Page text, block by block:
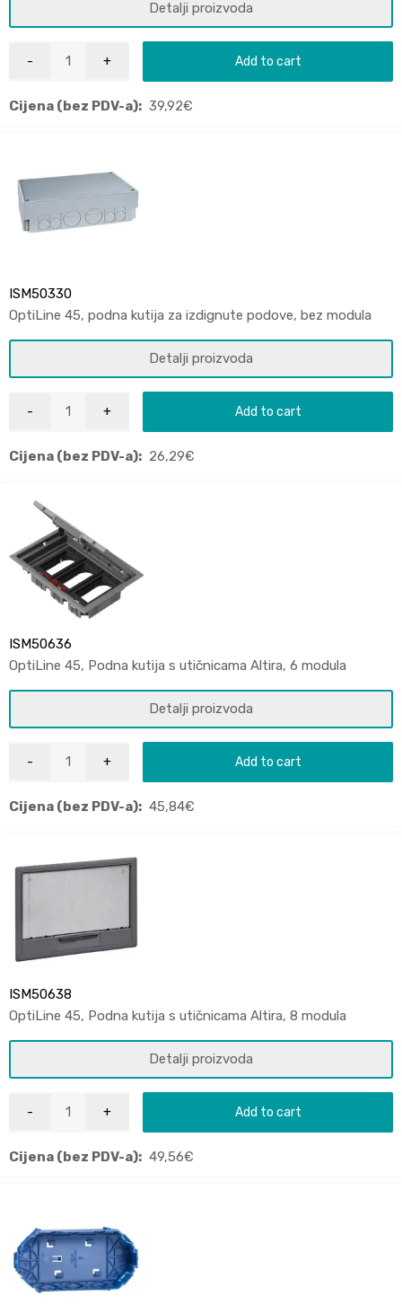
Detalji proizvoda
Add to cart
Cijena (bez PDV-a): 39,92€
ISM50330
OptiLine 45, podna kutija za izdignute podove, bez modula
Detalji proizvoda
Add to cart
Cijena (bez PDV-a): 26,29€
ISM50636
OptiLine 45, Podna kutija s utičnicama Altira, 6 modula
Detalji proizvoda
Add to cart
Cijena (bez PDV-a): 45,84€
ISM50638
OptiLine 45, Podna kutija s utičnicama Altira, 8 modula
Detalji proizvoda
Add to cart
Cijena (bez PDV-a): 49,56€